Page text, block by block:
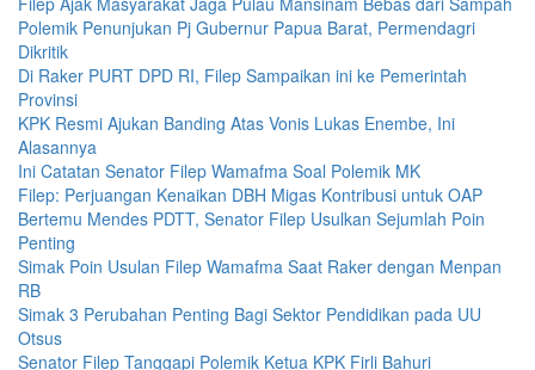
Polemik Penunjukan Pj Gubernur Papua Barat, Permendagri
Dikritik
Di Raker PURT DPD RI, Filep Sampaikan ini ke Pemerintah
Provinsi
KPK Resmi Ajukan Banding Atas Vonis Lukas Enembe, Ini
Alasannya
Ini Catatan Senator Filep Wamafma Soal Polemik MK
Filep: Perjuangan Kenaikan DBH Migas Kontribusi untuk OAP
Bertemu Mendes PDTT, Senator Filep Usulkan Sejumlah Poin
Penting
Simak Poin Usulan Filep Wamafma Saat Raker dengan Menpan
RB
Simak 3 Perubahan Penting Bagi Sektor Pendidikan pada UU
Otsus
Senator Filep Tanggapi Polemik Ketua KPK Firli Bahuri